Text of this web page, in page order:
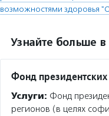
возможностями здоровья
Узнайте больше в
Фонд президентских
Услуги: Фонд
регионов (в целях